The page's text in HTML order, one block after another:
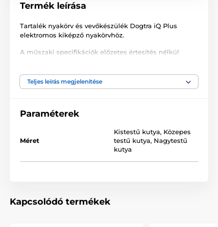
Termék leírása
Tartalék nyakörv és vevőkészülék Dogtra iQ Plus
elektromos kiképző nyakörvhöz.
A műszaki specifikációk előzetes értesítés nélkül
Tartozékok kiképző nyakörvek
Dogtra
Teljes leírás megjelenítése
Paraméterek
Méret
Kistestű kutya, Közepes
testű kutya, Nagytestű
kutya
Kapcsolódó termékek